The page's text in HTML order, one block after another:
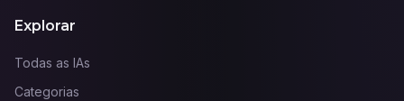
Explorar
Todas as IAs
Categorias